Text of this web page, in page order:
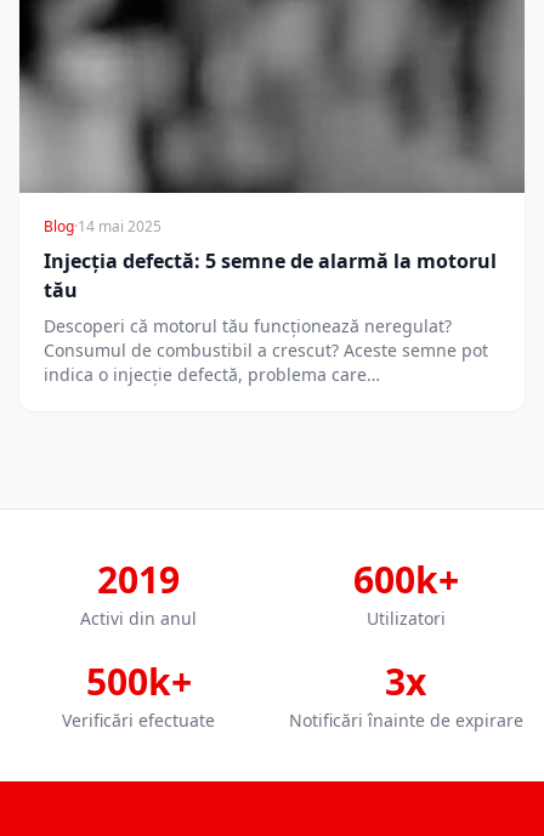
Blog·14 mai 2025
Injecția defectă: 5 semne de alarmă la motorul
tău
Descoperi că motorul tău funcționează neregulat?
Consumul de combustibil a crescut? Aceste semne pot
indica o injecție defectă, problema care…
2019
Activi din anul
600k+
Utilizatori
500k+
Verificări efectuate
3x
Notificări înainte de expirare